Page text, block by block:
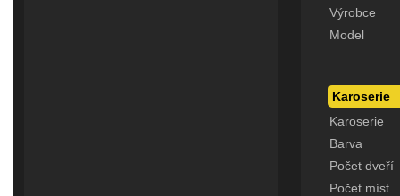
Výrobce
Model
Karoserie
Karoserie
Barva
Počet dveří
Počet míst